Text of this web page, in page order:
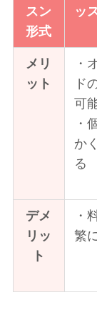
スン
形式
ッ
メリ
ット
・
ド
可
・
か
る
デメ
リッ
ト
・
繁